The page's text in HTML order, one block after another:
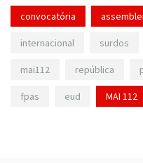
convocatória
internacional surdos
mai112 república
fpas eud MAI 112